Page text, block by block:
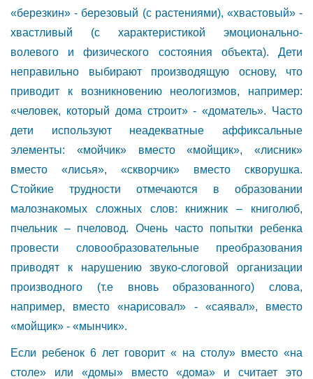
«березкин» - березовый (с растениями), «хвастовый» -
хвастливый (с характеристикой эмоционально-
волевого и физического состояния объекта). Дети
неправильно выбирают производящую основу, что
приводит к возникновению неологизмов, например:
«человек, который дома строит» - «доматель». Часто
дети используют неадекватные аффиксальные
элементы: «мойчик» вместо «мойщик», «лисник»
вместо «лисья», «скворчик» вместо скворушка.
Стойкие трудности отмечаются в образовании
малознакомых сложных слов: книжник – книголюб,
пчельник – пчеловод. Очень часто попытки ребенка
провести словообразовательные преобразования
приводят к нарушению звуко-слоговой организации
производного (т.е вновь образованного) слова,
например, вместо «нарисовал» - «саявал», вместо
«мойщик» - «мынчик».
Если ребенок 6 лет говорит « на столу» вместо «на
столе» или «домы» вместо «дома» и считает это